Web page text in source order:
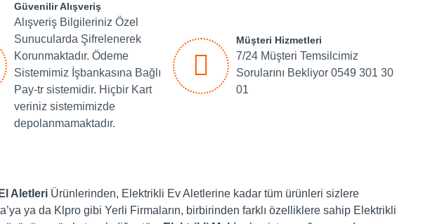
Güvenilir Alışveriş
Alışveriş Bilgileriniz Özel
Sunucularda Şifrelenerek
Korunmaktadır. Ödeme
Sistemimiz İşbankasına Bağlı
Pay-tr sistemidir. Hiçbir Kart
veriniz sistemimizde
depolanmamaktadır.
Müşteri Hizmetleri
7/24 Müşteri Temsilcimiz
Sorularını Bekliyor 0549 301 30
01
Aletleri Ürünlerinden, Elektrikli Ev Aletlerine kadar tüm ürünleri sizlere
ya da Klpro gibi Yerli Firmaların, birbirinden farklı özelliklere sahip Elektrikli